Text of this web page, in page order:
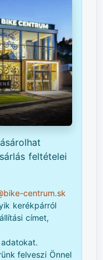
feltételei
centrum.sk
kerékpárról
címet,
felveszi Önnel